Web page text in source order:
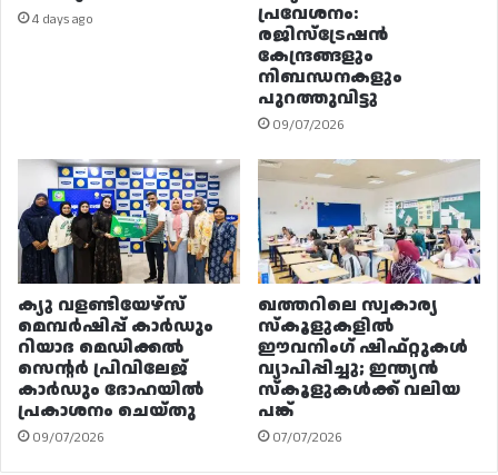
4 days ago
പ്രവേശനം:
രജിസ്ട്രേഷൻ
കേന്ദ്രങ്ങളും
നിബന്ധനകളും
പുറത്തുവിട്ടു
09/07/2026
ക്യു വളണ്ടിയേഴ്‌സ്
മെമ്പർഷിപ്പ് കാർഡും
റിയാദ മെഡിക്കൽ
സെന്റർ പ്രിവിലേജ്
കാർഡും ദോഹയിൽ
പ്രകാശനം ചെയ്തു
09/07/2026
ഖത്തറിലെ സ്വകാര്യ
സ്കൂളുകളിൽ
ഈവനിംഗ് ഷിഫ്റ്റുകൾ
വ്യാപിപ്പിച്ചു; ഇന്ത്യൻ
സ്കൂളുകൾക്ക് വലിയ
പങ്ക്
07/07/2026